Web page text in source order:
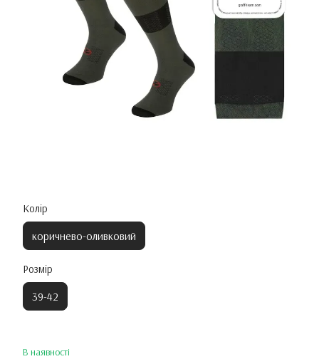
Колір
коричнево-оливковий
Розмір
39-42
В наявності